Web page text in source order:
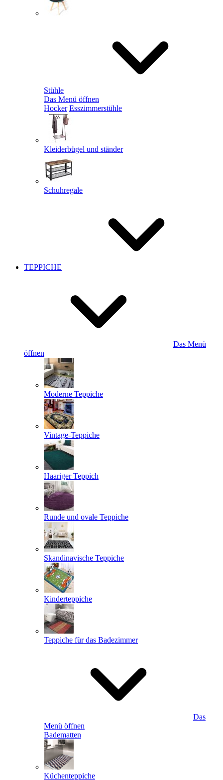
Stühle
Das Menü öffnen
Hocker Esszimmerstühle
Kleiderbügel und ständer
Schuhregale
TEPPICHE
Das Menü
öffnen
Moderne Teppiche
Vintage-Teppiche
Haariger Teppich
Runde und ovale Teppiche
Skandinavische Teppiche
Kinderteppiche
Teppiche für das Badezimmer
Das
Menü öffnen
Badematten
Küchenteppiche